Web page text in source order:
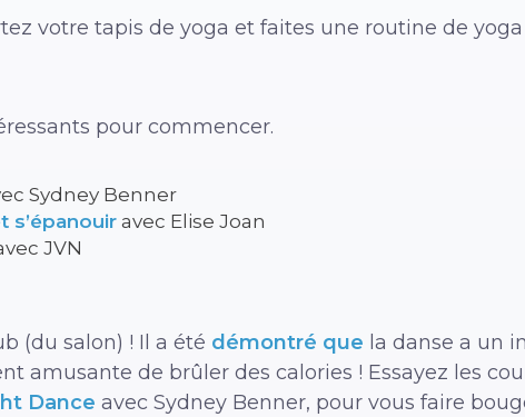
votre tapis de yoga et faites une routine de
pour commencer.
Sydney Benner
s’épanouir avec Elise Joan
JVN
(du salon) ! Il a été démontré que la danse a un
amusante de brûler des calories ! Essayez les
Dance avec Sydney Benner, pour vous faire